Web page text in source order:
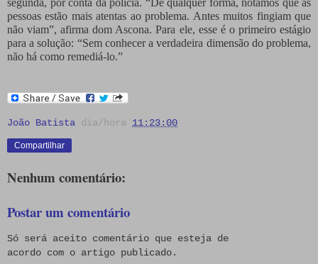
pessoas estão mais atentas ao problema. Antes muitos fingiam que
não viam”, afirma dom Ascona. Para ele, esse é o primeiro estágio
para a solução: “Sem conhecer a verdadeira dimensão do problema,
não há como remediá-lo.”
João Batista dia/hora 11:23:00
Compartilhar
Nenhum comentário:
Postar um comentário
Só será aceito comentário que esteja de
acordo com o artigo publicado.